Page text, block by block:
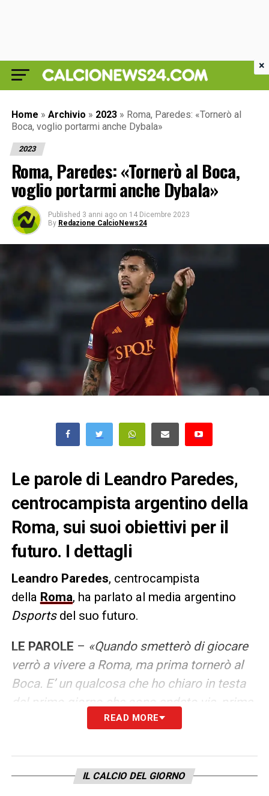
Home » Archivio » 2023 » Roma, Paredes: «Tornerò al
Boca, voglio portarmi anche Dybala»
2023
Roma, Paredes: «Tornerò al Boca,
voglio portarmi anche Dybala»
Published 3 anni ago on 14 Dicembre 2023
By Redazione CalcioNews24
Le parole di Leandro Paredes,
centrocampista argentino della
Roma, sui suoi obiettivi per il
futuro. I dettagli
Leandro Paredes, centrocampista
della Roma, ha parlato al media argentino
Dsportsdel suo futuro.
LE PAROLE – «Quando smetterò di giocare
verrò a vivere a Roma, ma prima tornerò al
Boca. E’ un qualcosa che ho chiaro in testa
dal primo giorno che sono andato via, prima
Anche Dybala tifa Boca, è
portarlo con me».
READ MORE
IL CALCIO DEL GIORNO
×